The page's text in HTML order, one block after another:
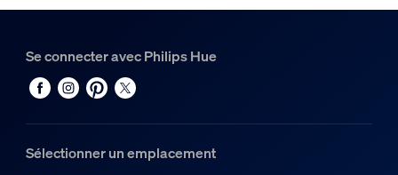
Durée de vie nominale
Environnement
Température de fonctionnement
Quelle est la portée d'une installation
Comment savoir si je peux utiliser un
Quelle est la portée d'une
Se connecter avec Philips Hue
Sélectionner un emplacement